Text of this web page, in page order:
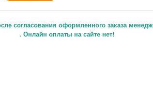
согласования оформленного заказа
. Онлайн оплаты на сайте нет!